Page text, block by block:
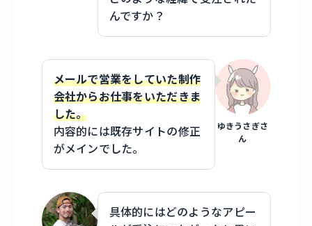
んですか？
ゆきうさぎさ
ん
メールで営業をしていた制作
会社からお仕事をいただきま
した。
内容的には既存サイトの修正
がメインでした。
具体的にはどのようなアピー